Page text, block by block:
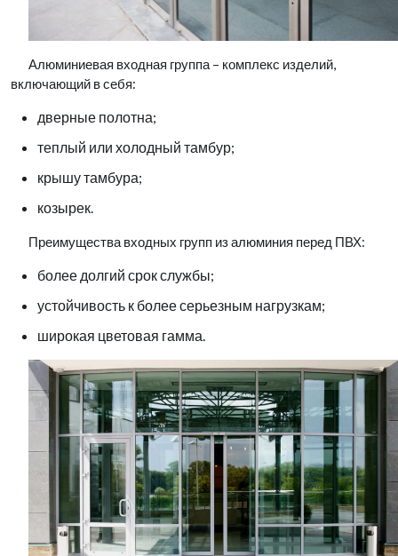
Алюминиевая входная группа – комплекс изделий,
включающий в себя:
дверные полотна;
теплый или холодный тамбур;
крышу тамбура;
козырек.
Преимущества входных групп из алюминия перед ПВХ:
более долгий срок службы;
устойчивость к более серьезным нагрузкам;
широкая цветовая гамма.